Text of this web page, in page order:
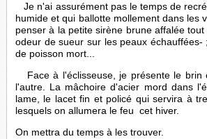
Je n'ai assurément pas le temps de
humide et qui ballotte mollement dans les
penser à la petite sirène brune affalée
odeur de sueur sur les peaux
de poisson mort...
Face à l'éclisseuse, je présente le
l'autre. La mâchoire d'acier mord dans
lame, le lacet fin et policé qui servira à
lesquels on allumera le feu  cet hiver.
On mettra du temps à les trouver.